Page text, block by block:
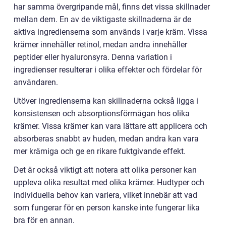
har samma övergripande mål, finns det vissa skillnader
mellan dem. En av de viktigaste skillnaderna är de
aktiva ingredienserna som används i varje kräm. Vissa
krämer innehåller retinol, medan andra innehåller
peptider eller hyaluronsyra. Denna variation i
ingredienser resulterar i olika effekter och fördelar för
användaren.
Utöver ingredienserna kan skillnaderna också ligga i
konsistensen och absorptionsförmågan hos olika
krämer. Vissa krämer kan vara lättare att applicera och
absorberas snabbt av huden, medan andra kan vara
mer krämiga och ge en rikare fuktgivande effekt.
Det är också viktigt att notera att olika personer kan
uppleva olika resultat med olika krämer. Hudtyper och
individuella behov kan variera, vilket innebär att vad
som fungerar för en person kanske inte fungerar lika
bra för en annan.